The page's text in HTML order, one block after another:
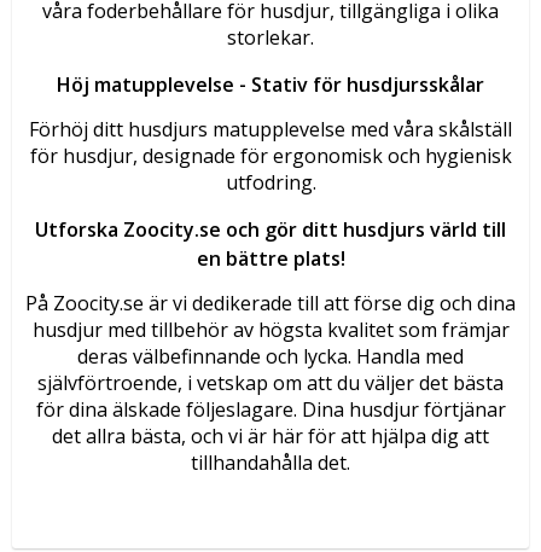
våra foderbehållare för husdjur, tillgängliga i olika
storlekar.
Höj matupplevelse - Stativ för husdjursskålar
Förhöj ditt husdjurs matupplevelse med våra skålställ
för husdjur, designade för ergonomisk och hygienisk
utfodring.
Utforska Zoocity.se och gör ditt husdjurs värld till
en bättre plats!
På Zoocity.se är vi dedikerade till att förse dig och dina
husdjur med tillbehör av högsta kvalitet som främjar
deras välbefinnande och lycka. Handla med
självförtroende, i vetskap om att du väljer det bästa
för dina älskade följeslagare. Dina husdjur förtjänar
det allra bästa, och vi är här för att hjälpa dig att
tillhandahålla det.